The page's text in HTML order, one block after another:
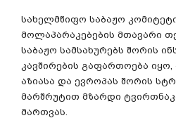
სახელმწიფო საბაჟო
მოლაპარაკებების მთავარი
საბაჟო სამსახურებს შორის
კავშირების გაფართოება იყო
აზიასა და ევროპას შორის
მარშრუტით მზარდი
მართვას